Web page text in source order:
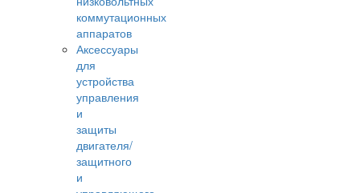
коммутационных
аппаратов
Аксессуары
для
устройства
управления
и
защиты
двигателя/
защитного
и